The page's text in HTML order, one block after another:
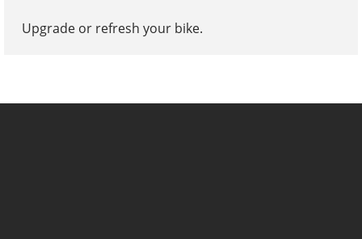
Upgrade or refresh your bike.